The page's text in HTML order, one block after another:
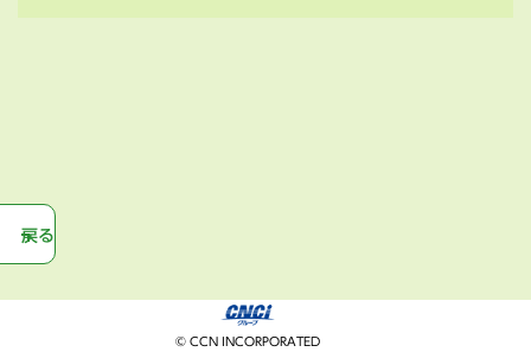
戻る
© CCN INCORPORATED